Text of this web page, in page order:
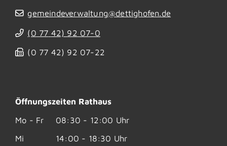
gemeindeverwaltung@dettighofen.de
(0 77 42) 92 07-0
(0 77 42) 92 07-22
Öffnungszeiten Rathaus
Mo - Fr
08:30 - 12:00 Uhr
Mi
14:00 - 18:30 Uhr